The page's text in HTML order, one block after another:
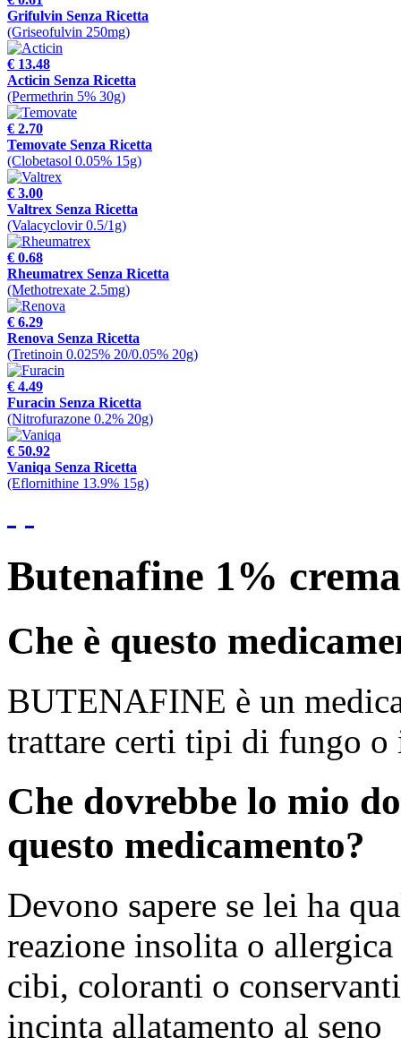
Grifulvin Senza Ricetta
(Griseofulvin 250mg)
€ 13.48
Acticin Senza Ricetta
(Permethrin 5% 30g)
€ 2.70
Temovate Senza Ricetta
(Clobetasol 0.05% 15g)
€ 3.00
Valtrex Senza Ricetta
(Valacyclovir 0.5/1g)
€ 0.68
Rheumatrex Senza Ricetta
(Methotrexate 2.5mg)
€ 6.29
Renova Senza Ricetta
(Tretinoin 0.025% 20/0.05% 20g)
€ 4.49
Furacin Senza Ricetta
(Nitrofurazone 0.2% 20g)
€ 50.92
Vaniqa Senza Ricetta
(Eflornithine 13.9% 15g)
Butenafine 1% crema
Che è questo
BUTENAFINE è un
trattare certi tipi di fungo
Che dovrebbe lo mio
questo medicamento?
Devono sapere se lei ha
reazione insolita o
cibi, coloranti o
incinta allatamento al seno